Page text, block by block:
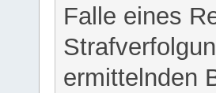
Falle eines
ermittelnden